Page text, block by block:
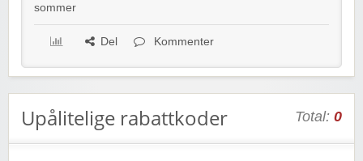
sommer
Del Kommenter
Upålitelige rabattkoder Total: 0